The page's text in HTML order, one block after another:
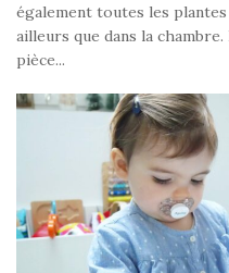
également toutes les
ailleurs que dans la
pièce...